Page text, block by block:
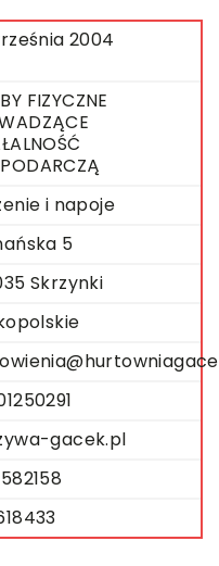
2004
FIZYCZNE
i napoje
5
Skrzynki
gacek.pl